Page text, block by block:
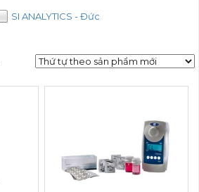
SI ANALYTICS - Đức